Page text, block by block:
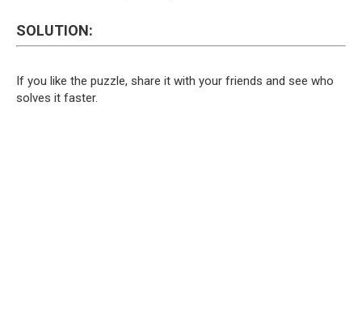
SOLUTION:
If you like the puzzle, share it with your friends and see who
solves it faster.